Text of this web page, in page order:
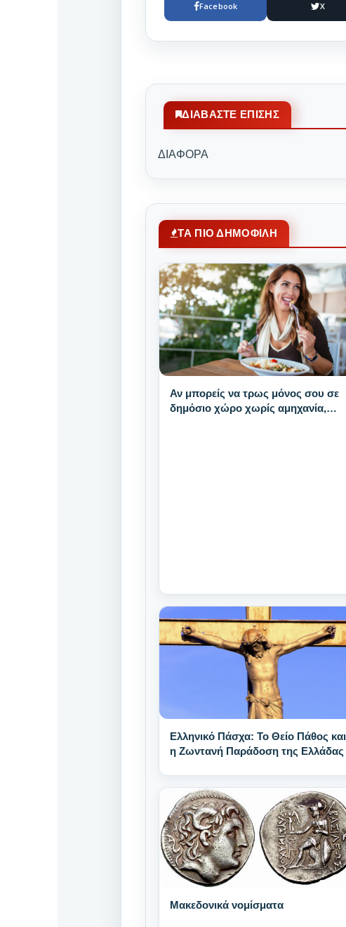
Facebook X
ΔΙΑΒΆΣΤΕ ΕΠΊΣΗΣ
ΔΙΑΦΟΡΑ
ΤΑ ΠΙΟ ΔΗΜΟΦΙΛΗ
Αν μπορείς να τρως μόνος σου σε
δημόσιο χώρο χωρίς αμηχανία,
Ελληνικό Πάσχα: Το Θείο Πάθος και
η Ζωντανή Παράδοση της Ελλάδας
Μακεδονικά νομίσματα